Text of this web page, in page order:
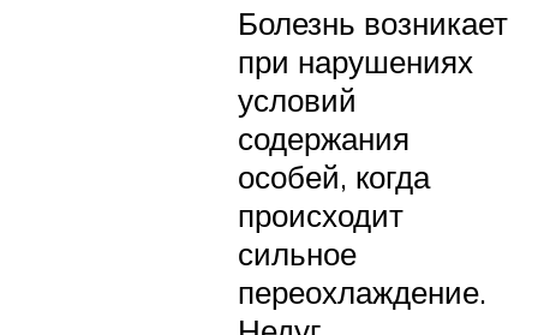
Болезнь возникает
при нарушениях
условий
содержания
особей, когда
происходит
сильное
переохлаждение.